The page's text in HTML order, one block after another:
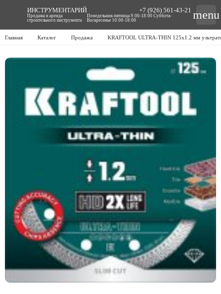
Главная Каталог Продажа KRAFTOOL ULTRA-THIN 125х1.2 мм
ИНСТРУМЕНТАРИЙ
Продажа и аренда
строительного инструмента
+7 (926) 561-43-21
Понедельник-пятница 9:00-18:00 Суббота-
Воскресенье 10:00-18:00
menu